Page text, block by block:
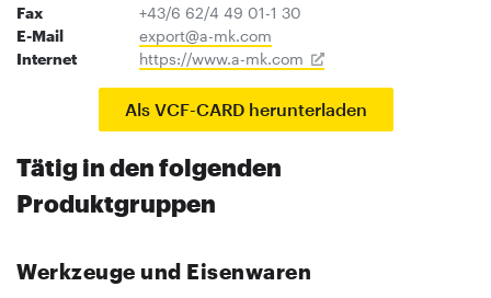
Fax
E-Mail
Internet
+43/6 62/4 49 01-1 30
export@a-mk.com
https://www.a-mk.com
Als VCF-CARD herunterladen
Tätig in den folgenden
Produktgruppen
Werkzeuge und Eisenwaren